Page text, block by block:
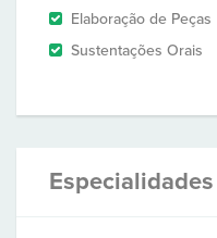
Elaboração de Peças
Sustentações Orais
Especialidades